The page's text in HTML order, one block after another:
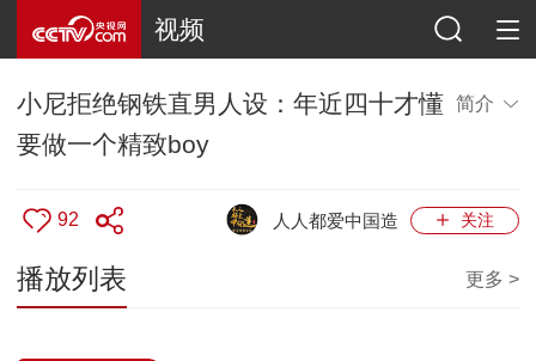
视频
小尼拒绝钢铁直男人设：年近四十才懂
要做一个精致boy
简介
92 关注
人人都爱中国造
播放列表 更多 >